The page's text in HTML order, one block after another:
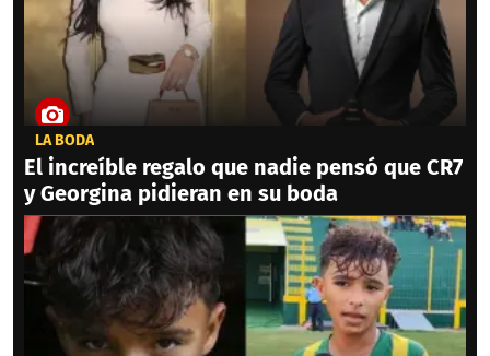
LA BODA
El increíble regalo que nadie pensó que CR7
y Georgina pidieran en su boda